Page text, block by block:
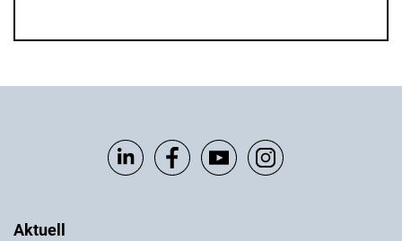
Aktuell